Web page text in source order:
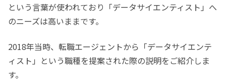
という言葉が使われており「データサイエンティスト」へ
のニーズは高いままです。
2018年当時、転職エージェントから「データサイエンテ
ィスト」という職種を提案された際の説明をご紹介しま
す。